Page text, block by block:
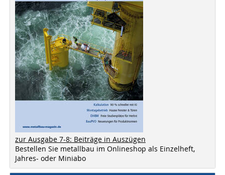
zur Ausgabe 7-8: Beiträge in Auszügen
Bestellen Sie metallbau im Onlineshop als Einzelheft,
Jahres- oder Miniabo